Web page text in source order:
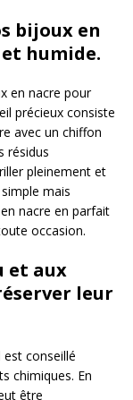
bijoux en
humide.
en nacre pour
précieux consiste
avec un chiffon
résidus
pleinement et
mais
nacre en parfait
occasion.
et aux
leur
est conseillé
chimiques. En
être